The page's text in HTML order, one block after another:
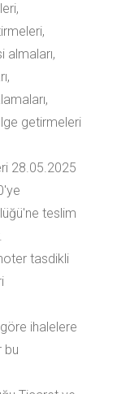
getirmeleri
28.05.2025
teslim
tasdikli
ihalelere
bu